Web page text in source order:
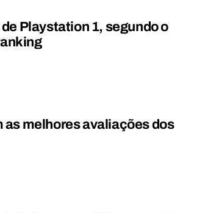
Playstation 1, segundo o
as melhores avaliações dos